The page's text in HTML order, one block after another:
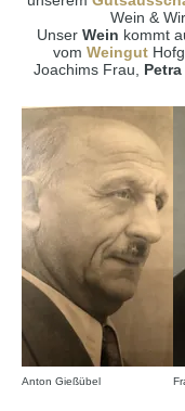
Wein &
Unser Wein kommt
vom Weingut
Joachims Frau,
Anton Gießübel